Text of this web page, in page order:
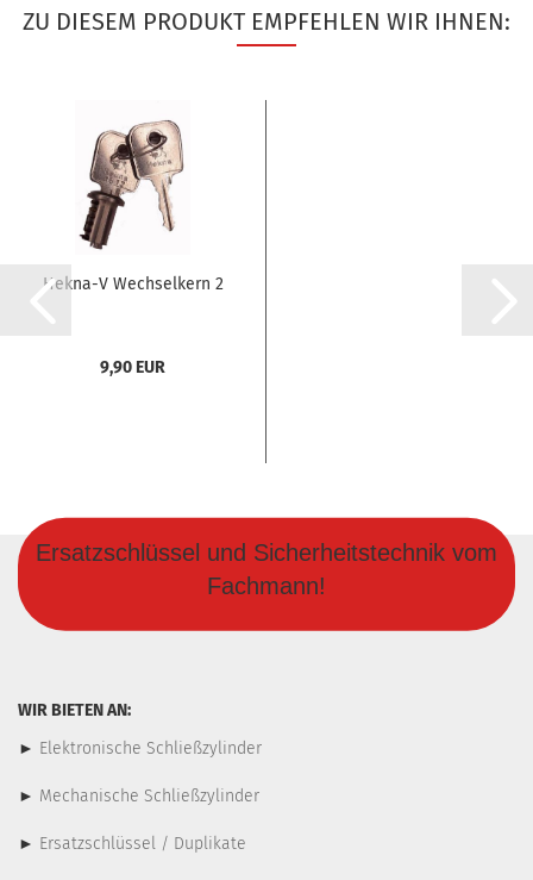
ZU DIESEM PRODUKT EMPFEHLEN WIR IHNEN:
Hekna-V Wechselkern 2
9,90 EUR
Ersatzschlüssel und Sicherheitstechnik vom
Fachmann!
WIR BIETEN AN:
► Elektronische Schließzylinder
► Mechanische Schließzylinder
► Ersatzschlüssel / Duplikate